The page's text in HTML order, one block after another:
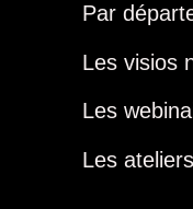
Par
Les visios
Les
Les ateliers